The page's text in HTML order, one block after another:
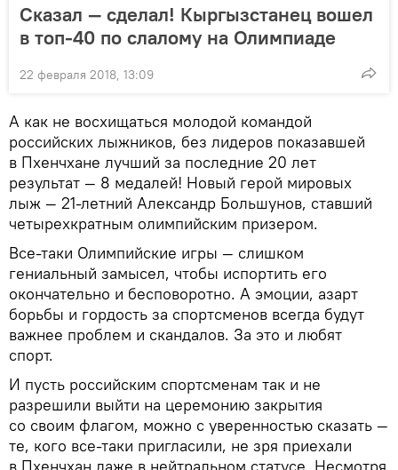
Сказал — сделал! Кыргызстанец вошел
в топ-40 по слалому на Олимпиаде
22 февраля 2018, 13:09
А как не восхищаться молодой командой
российских лыжников, без лидеров показавшей
в Пхенчхане лучший за последние 20 лет
результат — 8 медалей! Новый герой мировых
лыж — 21-летний Александр Большунов, ставший
четырехкратным олимпийским призером.
Все-таки Олимпийские игры — слишком
гениальный замысел, чтобы испортить его
окончательно и бесповоротно. А эмоции, азарт
борьбы и гордость за спортсменов всегда будут
важнее проблем и скандалов. За это и любят
спорт.
И пусть российским спортсменам так и не
разрешили выйти на церемонию закрытия
со своим флагом, можно с уверенностью сказать —
те, кого все-таки пригласили, не зря приехали
в Пхенчхан даже в нейтральном статусе. Несмотря